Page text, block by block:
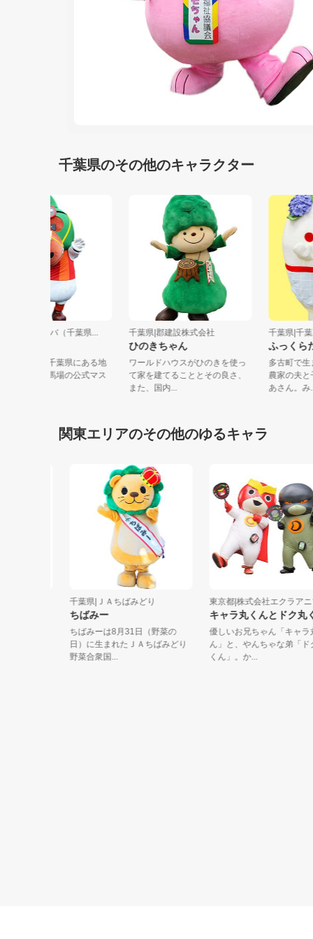
千葉県のその他のキャラクター
千葉県|船橋ケイバ（千葉県...
キャロッタは、千葉県にある地
方競馬の船橋競馬場の公式マス
千葉県|郡建設株式会社
ひのきちゃん
ワールドハウスがひのきを使っ
て家を建てることとその良さ、
また、国内...
千葉
ふっ
多古町
農家の
あさん
関東エリアのその他のゆるキャラ
千葉県|ＪＡちばみどり
ちばみー
ちばみーは8月31日（野菜の
日）に生まれたＪＡちばみどり
野菜合衆国...
東京都|株式会社エクラアニマル
キャラ丸くんとドク丸くん
優しいお兄ちゃん「キャラ丸く
ん」と、やんちゃな弟「ドク丸
くん」。か...